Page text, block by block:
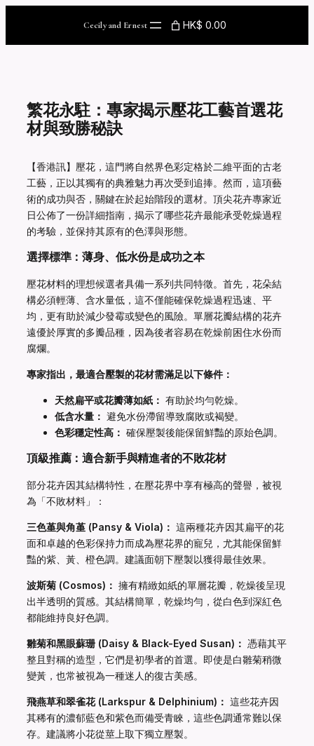
Cecily and Ernest HK$ 0.00
繁花永駐：專家揭示壓花工藝首選花
材與致勝秘訣
【香港訊】壓花，這門將自然界色彩定格於二維平面的古老
工藝，正以其獨有的典雅魅力再次受到追捧。然而，這項藝
術的成功與否，關鍵在於起始階段的選材。頂尖花卉專家近
日公佈了一份詳細指南，揭示了哪些花卉最能承受乾燥過程
的考驗，並保持其原有的色澤與形態。
選擇標準：薄身、低水份是成功之本
壓花材料的理想候選者具備一系列共同特徵。首先，花朵結
構必須輕薄、含水量低，這不僅能確保乾燥過程迅速、平
均，更有助於減少發霉或變色的風險。單層花瓣結構的花卉
遠優於厚實的多瓣品種，因為後者容易在乾燥前困住水份而
腐爛。
專家指出，最適合壓製的花材需滿足以下條件：
天然扁平或花瓣薄如紙： 有助於均勻乾燥。
低含水量： 避免水份滯留導致腐敗或褐變。
色彩穩定性高： 確保壓製後能保留鮮豔的原始色調。
頂級推薦：適合新手與精進者的不敗花材
部分花卉因其結構特性，在壓花界中享有極高的聲譽，被視
為「不敗材料」：
三色堇與角堇 (Pansy & Viola)： 這兩種花卉因其扁平的花
面和卓越的色彩保持力而成為壓花界的寵兒，尤其能保留鮮
豔的紫、黃、橙色調。建議面朝下壓製以獲得最佳效果。
波斯菊 (Cosmos)： 擁有精緻如紙的單層花瓣，乾燥後呈現
出半透明的質感。其結構簡單，乾燥均勻，從白色到深紅色
都能維持良好色調。
雛菊和黑眼蘇珊 (Daisy & Black-Eyed Susan)： 憑藉其平
整且對稱的造型，它們是初學者的首選。即使是白雛菊稍微
變黃，也常被視為一種迷人的復古美感。
飛燕草和翠雀花 (Larkspur & Delphinium)： 這些花卉因
其稀有的濃郁藍色和紫色而備受青睞，這些色調通常難以保
存。建議將小花從莖上取下獨立壓製。